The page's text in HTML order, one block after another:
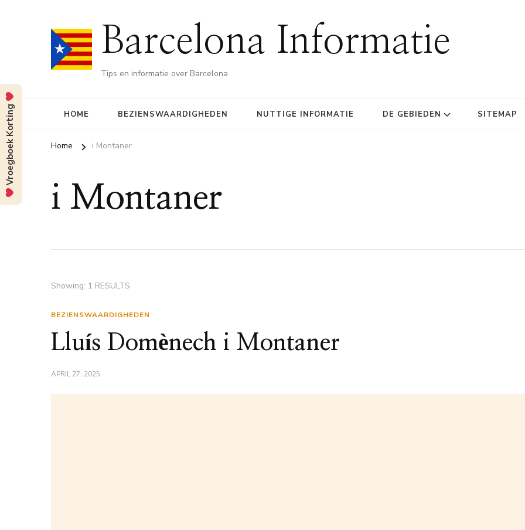
Barcelona Informatie
Tips en informatie over Barcelona
HOME BEZIENSWAARDIGHEDEN NUTTIGE INFORMATIE DE GEBIEDEN SITEMAP
Home i Montaner
i Montaner
Showing: 1 RESULTS
BEZIENSWAARDIGHEDEN
Lluís Domènech i Montaner
APRIL 27, 2025
Vroegboek Korting